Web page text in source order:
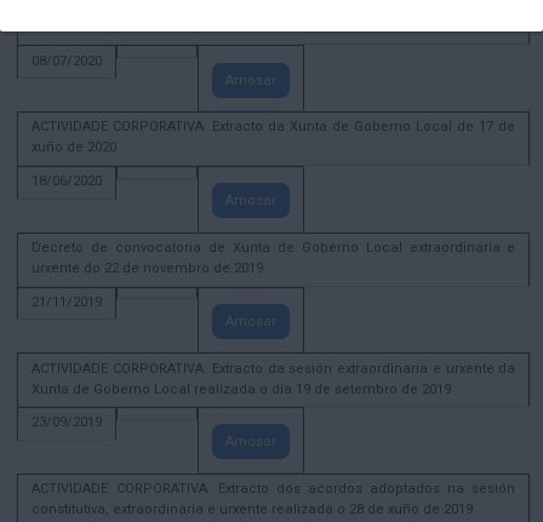
ACTIVIDADE CORPORATIVA. Extracto do Pleno ordinario de data 2.7.2020
08/07/2020
Amosar
ACTIVIDADE CORPORATIVA. Extracto da Xunta de Goberno Local de 17 de
xuño de 2020
18/06/2020
Amosar
Decreto de convocatoria de Xunta de Goberno Local extraordinaria e
urxente do 22 de novembro de 2019
21/11/2019
Amosar
ACTIVIDADE CORPORATIVA. Extracto da sesión extraordinaria e urxente da
Xunta de Goberno Local realizada o día 19 de setembro de 2019
23/09/2019
Amosar
ACTIVIDADE CORPORATIVA. Extracto dos acordos adoptados na sesión
constitutiva, extraordinaria e urxente realizada o 28 de xuño de 2019